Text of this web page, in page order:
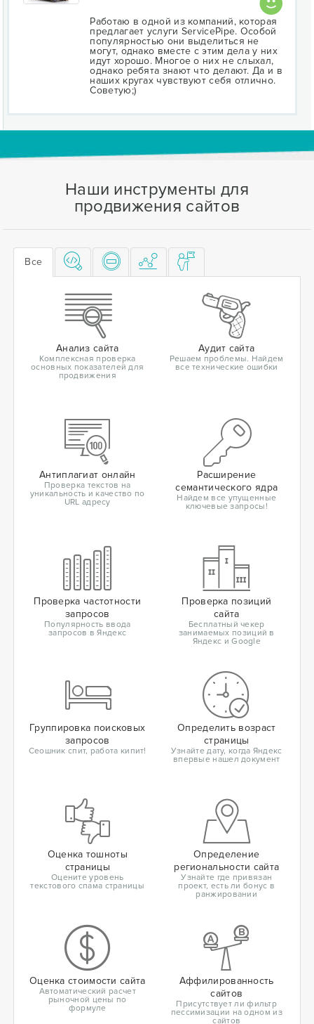
Работаю в одной из компаний, которая
предлагает услуги ServicePipe. Особой
популярностью они выделиться не
могут, однако вместе с этим дела у них
идут хорошо. Многое о них не слыхал,
однако ребята знают что делают. Да и в
наших кругах чувствуют себя отлично.
Советую;)
Наши инструменты для
продвижения сайтов
Все
Анализ сайта
Комплексная проверка
основных показателей для
продвижения
Аудит сайта
Решаем проблемы. Найдем
все технические ошибки
Антиплагиат онлайн
Проверка текстов на
уникальность и качество по
URL адресу
Расширение
семантического ядра
Найдем все упущенные
ключевые запросы!
Проверка частотности
запросов
Популярность ввода
запросов в Яндекс
Проверка позиций
сайта
Бесплатный чекер
занимаемых позиций в
Яндекс и Google
Группировка поисковых
запросов
Сеошник спит, работа кипит!
Определить возраст
страницы
Узнайте дату, когда Яндекс
впервые нашел документ
Оценка тошноты
страницы
Оцените уровень
текстового спама страницы
Определение
региональности сайта
Узнайте где привязан
проект, есть ли бонус в
ранжировании
Оценка стоимости сайта
Автоматический расчет
рыночной цены по
формуле
Аффилированность
сайтов
Присутствует ли фильтр
пессимизации на одном из
сайтов